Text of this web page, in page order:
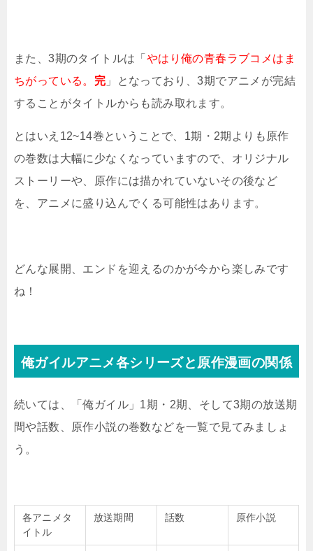
また、3期のタイトルは「 やはり俺の青春ラブコメはま
ちがっている。 完 」となっており、3期でアニメが完結
することがタイトルからも読み取れます。
とはいえ12~14巻ということで、1期・2期よりも原作
の巻数は大幅に少なくなっていますので、オリジナル
ストーリーや、原作には描かれていないその後など
を、アニメに盛り込んでくる可能性はあります。
どんな展開、エンドを迎えるのかが今から楽しみです
ね！
俺ガイルアニメ各シリーズと原作漫画の関係
続いては、「俺ガイル」1期・2期、そして3期の放送期
間や話数、原作小説の巻数などを一覧で見てみましょ
う。
各アニメタ
イトル
放送期間 話数 原作小説